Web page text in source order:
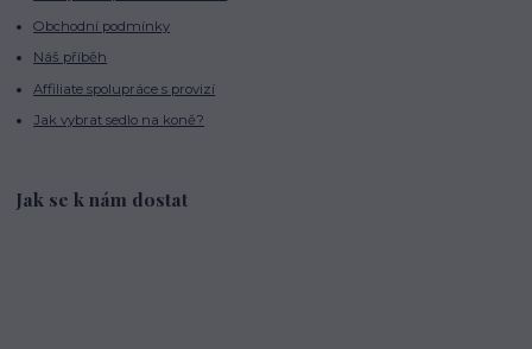
Obchodní podmínky
Náš příběh
Affiliate spolupráce s provizí
Jak vybrat sedlo na koně?
Jak se k nám dostat